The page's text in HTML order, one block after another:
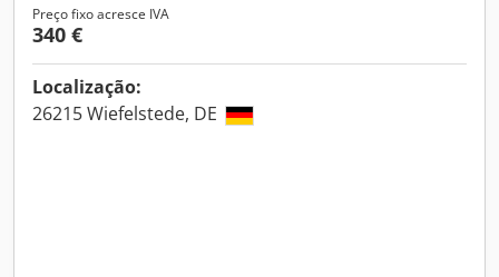
Preço fixo acresce IVA
340 €
Localização:
26215 Wiefelstede, DE